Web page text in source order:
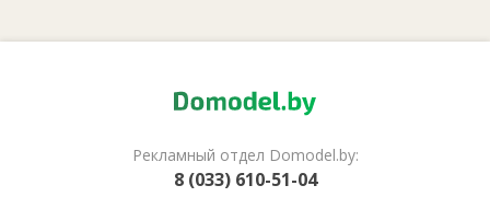
Рекламный отдел Domodel.by:
8 (033) 610-51-04